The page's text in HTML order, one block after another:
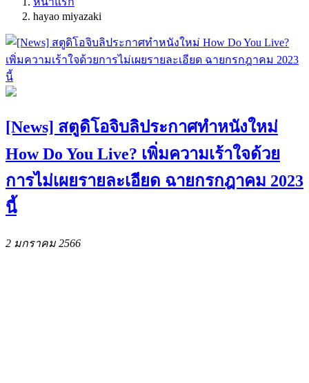
hayao miyazaki
[News] สตูดิโอจิบลิประกาศทำหนังใหม่
How Do You Live? เพิ่มความเร้าใจด้วย
การไม่เผยรายละเอียด ฉายกรกฎาคม 2023
นี้
2 มกราคม 2566